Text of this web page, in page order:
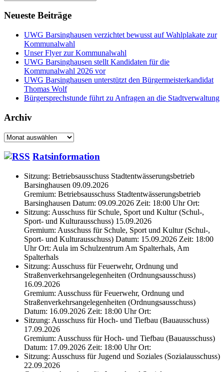
Neueste Beiträge
UWG Barsinghausen verzichtet bewusst auf Wahlplakate zur
Kommunalwahl
Unser Flyer zur Kommunalwahl
UWG Barsinghausen stellt Kandidaten für die
Kommunalwahl 2026 vor
UWG Barsinghausen unterstützt den Bürgermeisterkandidat
Thomas Wolf
Bürgersprechstunde führt zu Anfragen an die Stadtverwaltung
Archiv
Archiv
Ratsinformation
Sitzung: Betriebsausschuss Stadtentwässerungsbetrieb
Barsinghausen 09.09.2026
Gremium: Betriebsausschuss Stadtentwässerungsbetrieb
Barsinghausen Datum: 09.09.2026 Zeit: 18:00 Uhr Ort:
Sitzung: Ausschuss für Schule, Sport und Kultur (Schul-,
Sport- und Kulturausschuss) 15.09.2026
Gremium: Ausschuss für Schule, Sport und Kultur (Schul-,
Sport- und Kulturausschuss) Datum: 15.09.2026 Zeit: 18:00
Uhr Ort: Aula im Schulzentrum Am Spalterhals, Am
Spalterhals
Sitzung: Ausschuss für Feuerwehr, Ordnung und
Straßenverkehrsangelegenheiten (Ordnungsausschuss)
16.09.2026
Gremium: Ausschuss für Feuerwehr, Ordnung und
Straßenverkehrsangelegenheiten (Ordnungsausschuss)
Datum: 16.09.2026 Zeit: 18:00 Uhr Ort:
Sitzung: Ausschuss für Hoch- und Tiefbau (Bauausschuss)
17.09.2026
Gremium: Ausschuss für Hoch- und Tiefbau (Bauausschuss)
Datum: 17.09.2026 Zeit: 18:00 Uhr Ort:
Sitzung: Ausschuss für Jugend und Soziales (Sozialausschuss)
22.09.2026